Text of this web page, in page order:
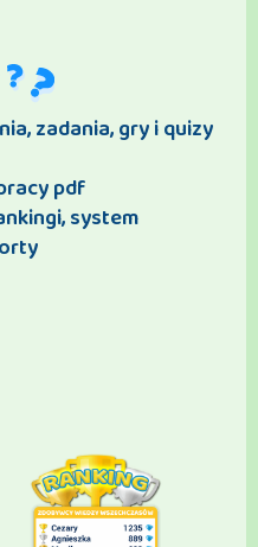
zadania, gry i quizy
pdf
system